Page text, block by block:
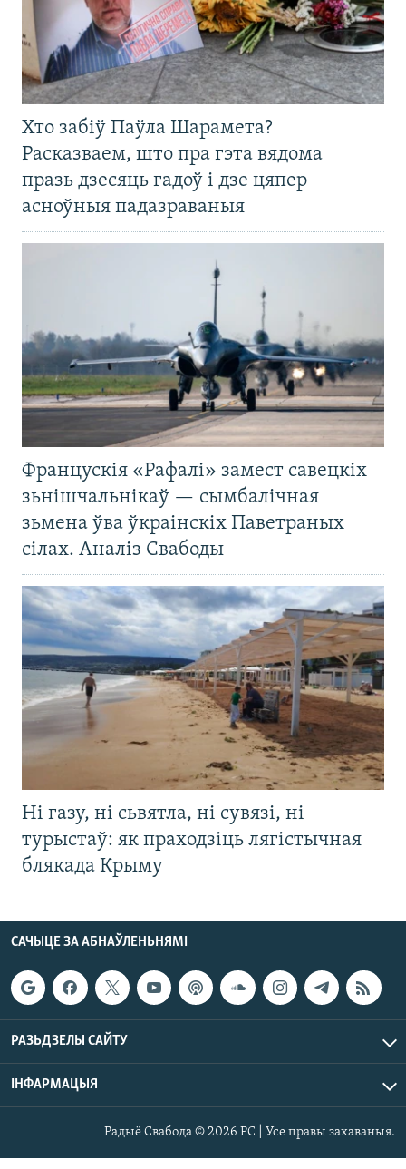
Хто забіў Паўла Шарамета?
Расказваем, што пра гэта вядома
празь дзесяць гадоў і дзе цяпер
асноўныя падазраваныя
Францускія «Рафалі» замест савецкіх
зьнішчальнікаў — сымбалічная
зьмена ўва ўкраінскіх Паветраных
сілах. Аналіз Свабоды
Ні газу, ні сьвятла, ні сувязі, ні
турыстаў: як праходзіць лягістычная
блякада Крыму
САЧЫЦЕ ЗА АБНАЎЛЕНЬНЯМІ
РАЗЬДЗЕЛЫ САЙТУ
ІНФАРМАЦЫЯ
Радыё Свабода © 2026 РС | Усе правы захаваныя.